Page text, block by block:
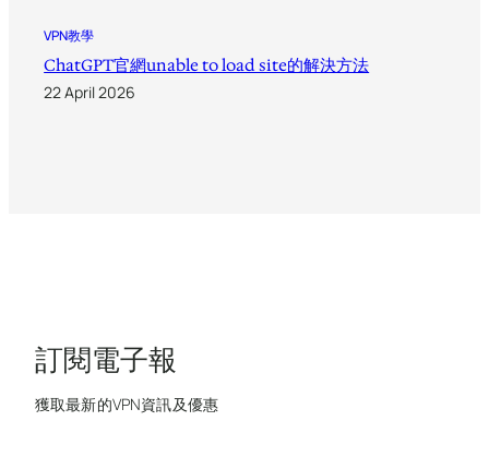
VPN教學
ChatGPT官網unable to load site的解決方法
22 April 2026
訂閱電子報
獲取最新的VPN資訊及優惠